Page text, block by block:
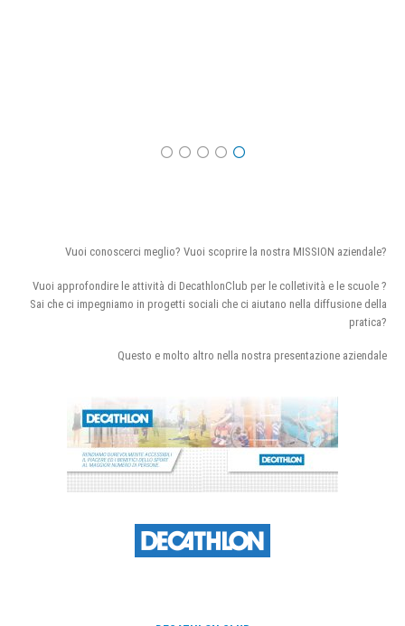
Vuoi conoscerci meglio? Vuoi scoprire la nostra MISSION aziendale?
Vuoi approfondire le attività di DecathlonClub per le colletività e le scuole ?
Sai che ci impegniamo in progetti sociali che ci aiutano nella diffusione della
pratica?
Questo e molto altro nella nostra presentazione aziendale